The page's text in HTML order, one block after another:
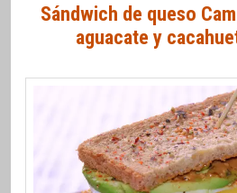
Sándwich de queso
aguacate y